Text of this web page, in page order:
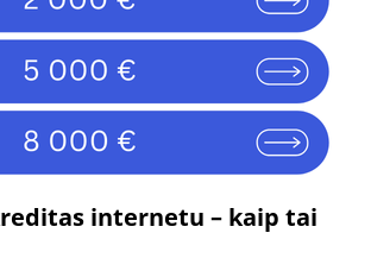
internetu – kaip tai